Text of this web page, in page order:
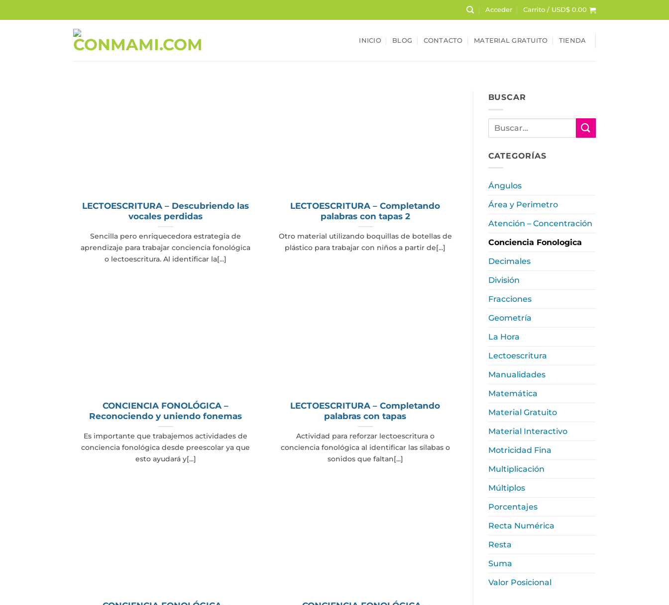
to
Acceder Carrito / USD$0.00
INICIO BLOG CONTACTO MATERIAL GRATUITO TIENDA
LECTOESCRITURA – Descubriendo las
vocales perdidas
Sencilla pero enriquecedora estrategia de
aprendizaje para trabajar conciencia fonológica
o lectoescritura. Al identificar la[...]
LECTOESCRITURA – Completando
palabras con tapas 2
Otro material utilizando boquillas de botellas de
plástico para trabajar con niños a partir de[...]
CONCIENCIA FONOLÓGICA –
Reconociendo y uniendo fonemas
Es importante que trabajemos actividades de
conciencia fonológica desde preescolar ya que
esto ayudará y[...]
LECTOESCRITURA – Completando
palabras con tapas
Actividad para reforzar lectoescritura o
conciencia fonológica al identificar las sílabas o
sonidos que faltan[...]
BUSCAR
CATEGORÍAS
Ángulos
Área y Perimetro
Atención – Concentración
Conciencia Fonologica
Decimales
División
Fracciones
Geometría
La Hora
Lectoescritura
Manualidades
Matemática
Material Gratuito
Material Interactivo
Motricidad Fina
Multiplicación
Múltiplos
Porcentajes
Recta Numérica
Resta
Suma
Valor Posicional